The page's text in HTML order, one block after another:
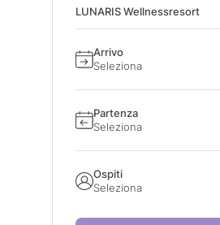
LUNARIS Wellnessresort
Arrivo
Seleziona
Partenza
Seleziona
Ospiti
Seleziona